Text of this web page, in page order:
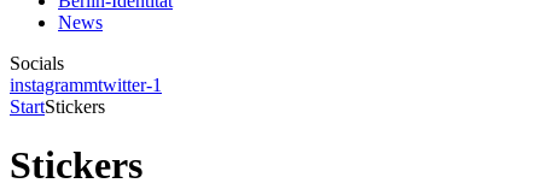
News
Socials
instagrammtwitter-1
StartStickers
Stickers